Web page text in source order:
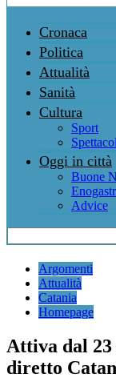
Cronaca
Politica
Attualità
Sanità
Cultura
Sport
Oggi in città
Buone
Advice
Argomenti
Attualità
Catania
Homepage
Attiva dal
diretto